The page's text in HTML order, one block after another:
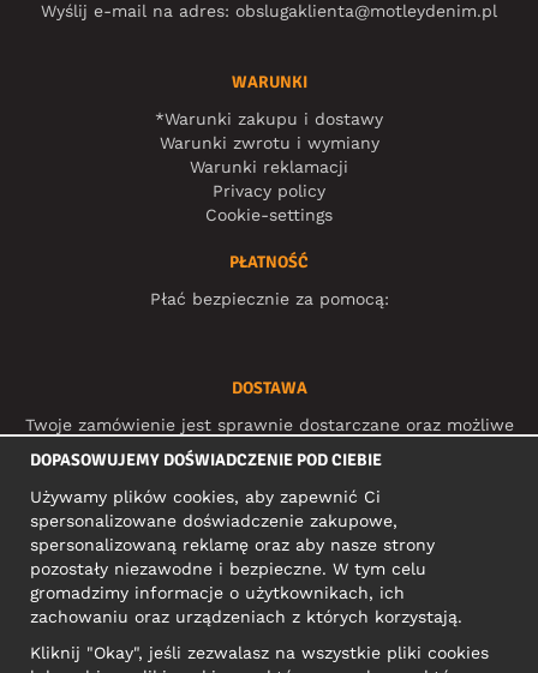
Wyślij e-mail na adres: obslugaklienta@motleydenim.pl
WARUNKI
*Warunki zakupu i dostawy
Warunki zwrotu i wymiany
Warunki reklamacji
Privacy policy
Cookie-settings
PŁATNOŚĆ
Płać bezpiecznie za pomocą:
DOSTAWA
Twoje zamówienie jest sprawnie dostarczane oraz możliwe
do śledzenia dzięki:
MEDIA SPOŁECZNOŚCIOWE
ADRES KONTAKTOWY
Motley Denim Europe OÜ
DOPASOWUJEMY DOŚWIADCZENIE POD CIEBIE
Używamy plików cookies, aby zapewnić Ci
spersonalizowane doświadczenie zakupowe,
spersonalizowaną reklamę oraz aby nasze strony
pozostały niezawodne i bezpieczne. W tym celu
gromadzimy informacje o użytkownikach, ich
zachowaniu oraz urządzeniach z których korzystają.
Kliknij "Okay", jeśli zezwalasz na wszystkie pliki cookies